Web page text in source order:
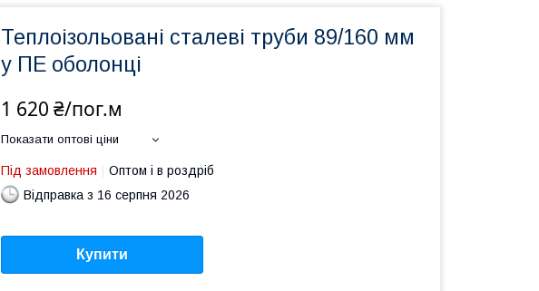
Теплоізольовані сталеві труби 89/160 мм
у ПЕ оболонці
1 620 ₴/пог.м
Показати оптові ціни
Під замовлення
Оптом і в роздріб
Відправка з 16 серпня 2026
Купити